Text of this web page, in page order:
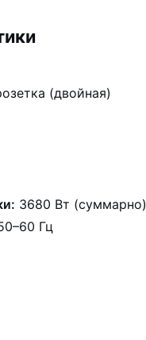
(двойная)
3680 Вт (суммарно)
Гц